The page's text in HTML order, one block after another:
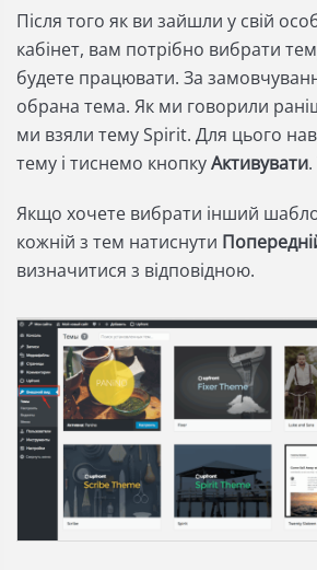
Після того як ви зайшли у свій
кабінет, вам потрібно вибрати
будете працювати. За
обрана тема. Як ми говорили
ми взяли тему Spirit. Для цього
тему і тиснемо кнопкуАктивувати
Якщо хочете вибрати інший
кожній з тем натиснути
визначитися з відповідною.